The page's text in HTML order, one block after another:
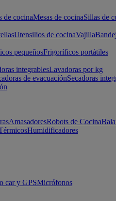
de cocinaMesas de cocinaSillas de
Utensilios de cocinaVajilla
pequeñosFrigoríficos portátiles
integrablesLavadoras por kg
de evacuaciónSecadoras
AmasadoresRobots de Cocina
Humidificadores
car y GPSMicrófonos